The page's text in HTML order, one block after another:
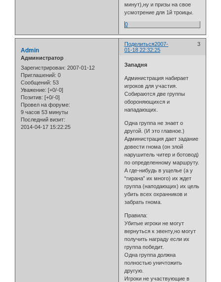
минут),ну и призы на свое
усмотрение для 1й троицы.
0
Поделиться 3
2007-
01-18 22:32:25
Admin
Администратор
Зарегистрирован: 2007-01-12
Приглашений: 0
Сообщений: 53
Уважение: [+0/-0]
Позитив: [+0/-0]
Провел на форуме:
9 часов 53 минуты
Последний визит:
2014-04-17 15:22:25
Западня
Администрация набирает
игроков для участия.
Собираются две группы
обороняющихся и
нападающих.
Одна группа не знает о
другой. (И это главное.)
Администрация дает задание
довести гнома (он злой
нарушитель читер и ботовод)
по определенному маршруту.
А где-нибудь в ущелье (а у
“гирана” их много) их ждет
группа (наподающих) их цель
убить всех охранников и
забрать гнома.
Правила:
Убитые игроки не могут
вернуться к эвенту,но могут
получить награду если их
группа победит.
Одна группа должна
полностью уничтожить
другую.
Игроки не участвующие в